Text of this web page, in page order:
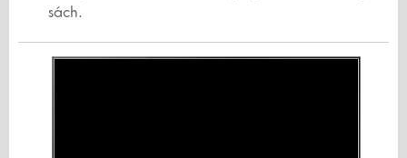
sách.